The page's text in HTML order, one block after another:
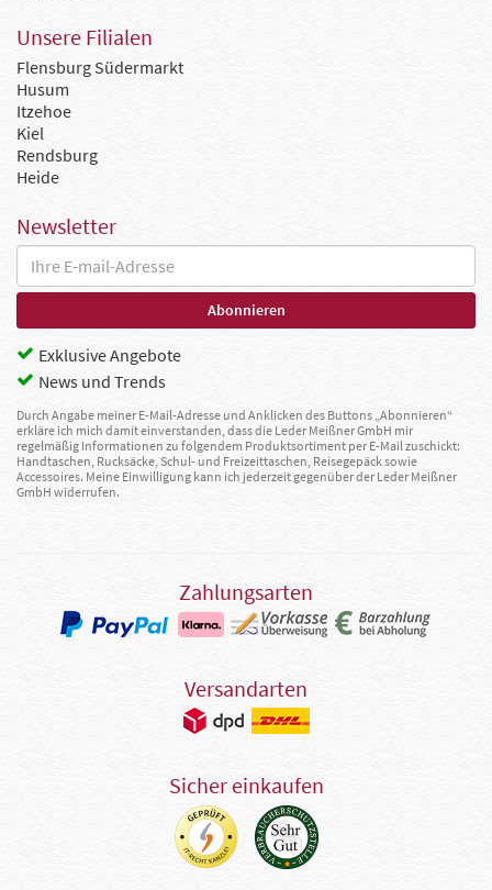
Unsere Filialen
Flensburg Südermarkt
Husum
Itzehoe
Kiel
Rendsburg
Heide
Newsletter
Exklusive Angebote
News und Trends
Durch Angabe meiner E-Mail-Adresse und Anklicken des Buttons „Abonnieren“
erkläre ich mich damit einverstanden, dass die Leder Meißner GmbH mir
regelmäßig Informationen zu folgendem Produktsortiment per E-Mail zuschickt:
Handtaschen, Rucksäcke, Schul- und Freizeittaschen, Reisegepäck sowie
Accessoires. Meine Einwilligung kann ich jederzeit gegenüber der Leder Meißner
GmbH widerrufen.
Zahlungsarten
Versandarten
Sicher einkaufen